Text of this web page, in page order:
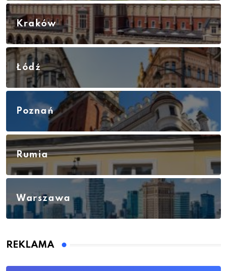
Kraków
Łódź
Poznań
Rumia
Warszawa
REKLAMA